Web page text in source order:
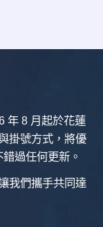
年 8 月起於花蓮
掛號方式，將優
過任何更新。
我們攜手共同達